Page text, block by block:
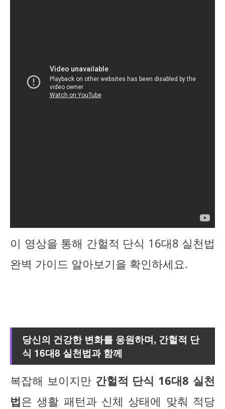
이 영상을 통해 간헐적 단식 16대8 실천법
완벽 가이드 알아보기을 확인하세요.
당신의 건강한 변화를 응원하며, 간헐적 단
식 16대8 실천법과 함께
복잡해 보이지만 간헐적 단식 16대8 실천
법은 생활 패턴과 신체 상태에 맞춰 적당